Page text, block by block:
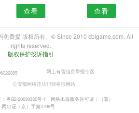
查看 查看
免费提 版权所有。© Since 2010 cbigame.com. All
rights reserved.
版权保护投诉指引
・
网上有害信息举报专区
公安部网络违法犯罪举报网站
粤B2-20030330号-1
网络出版服务许可证：（署）
网出证（京）字第2799号